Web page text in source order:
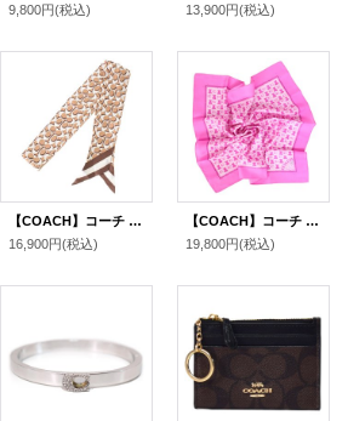
9,800円(税込)
13,900円(税込)
【COACH】コーチ シルク シグネチャー Cスキニー ボウタイ スカーフ ストール ラテ（日本未発売）
16,900円(税込)
【COACH】コーチ スカーフ シルク シグネチャー プレイ トイ ベア くま スクエア スカーフ コットン バンダナ ストール ピンク（日本未発売）
19,800円(税込)